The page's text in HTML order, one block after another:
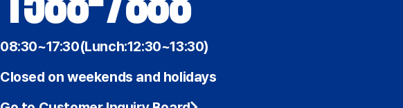
08:30~17:30(Lunch:12:30~13:30)
Closed on weekends and holidays